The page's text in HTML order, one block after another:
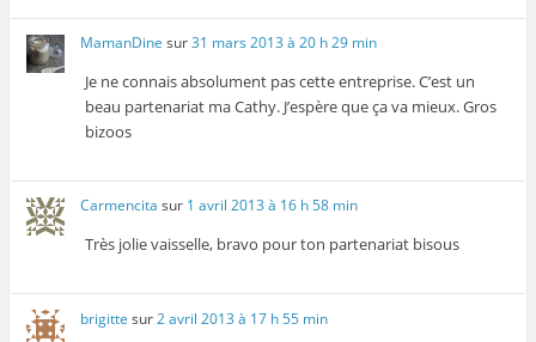
MamanDine sur31 mars 2013 à 20 h 29 min
Je ne connais absolument pas cette entreprise. C’est un
beau partenariat ma Cathy. J’espère que ça va mieux. Gros
bizoos
Carmencita sur 1 avril 2013 à 16 h 58 min
Très jolie vaisselle, bravo pour ton partenariat bisous
brigitte sur2 avril 2013 à 17 h 55 min